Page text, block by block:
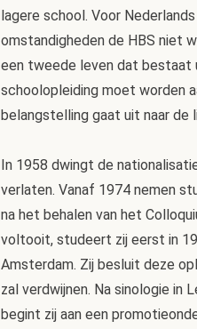
lagere school. Voor
omstandigheden de HBS niet
een tweede leven dat bestaat
schoolopleiding moet worden
belangstelling gaat uit naar de
In 1958 dwingt de
verlaten. Vanaf 1974 nemen
na het behalen van het
voltooit, studeert zij eerst in
Amsterdam. Zij besluit deze
zal verdwijnen. Na sinologie in
begint zij aan een